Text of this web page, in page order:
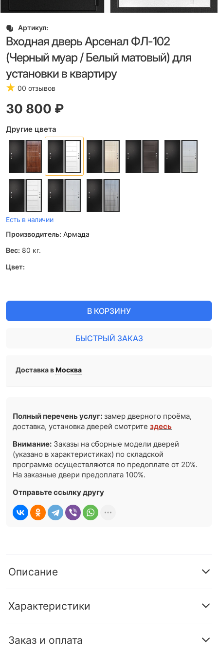
Артикул:
Входная дверь Арсенал ФЛ-102
(Черный муар / Белый матовый) для
установки в квартиру
00 отзывов
30 800 ₽
Другие цвета
Есть в наличии
Производитель: Армада
Вес: 80 кг.
Цвет:
В КОРЗИНУ
БЫСТРЫЙ ЗАКАЗ
Доставка вМосква
Полный перечень услуг: замер дверного проёма,
доставка, установка дверей смотритездесь
Внимание: Заказы на сборные модели дверей
(указано в характеристиках) по складской
программе осуществляются по предоплате от 20%.
На заказные двери предоплата 100%.
Отправьте ссылку другу
Описание
Характеристики
Заказ и оплата